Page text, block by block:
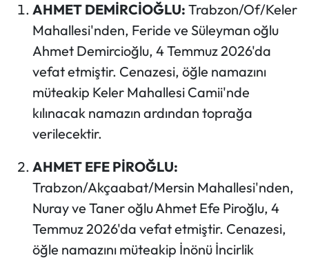
AHMET DEMİRCİOĞLU: Trabzon/Of/Keler
Mahallesi'nden, Feride ve Süleyman oğlu
Ahmet Demircioğlu, 4 Temmuz 2026'da
vefat etmiştir. Cenazesi, öğle namazını
müteakip Keler Mahallesi Camii'nde
kılınacak namazın ardından toprağa
verilecektir.
AHMET EFE PİROĞLU:
Trabzon/Akçaabat/Mersin Mahallesi'nden,
Nuray ve Taner oğlu Ahmet Efe Piroğlu, 4
Temmuz 2026'da vefat etmiştir. Cenazesi,
öğle namazını müteakip İnönü İncirlik
Spor Yazıları
Mektup Galeri
Ekonomi
Sağlık
Turizm
Teknoloji